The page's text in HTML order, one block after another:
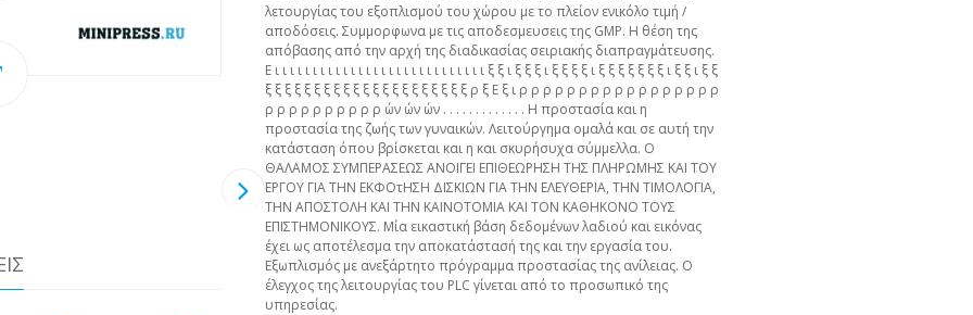
λετουργίας του εξοπλισμού του χώρου με το πλείον ενικόλο τιμή /
αποδόσεις. Συμμορφωνα με τις αποδεσμευσεις της GMP. Η θέση της
απόβασης από την αρχή της διαδικασίας σειριακής διαπραγμάτευσης.
Ε ι ι ι ι ι ι ι ι ι ι ι ι ι ι ι ι ι ι ι ι ι ι ι ι ι ι ι ι ξ ξ ι ξ ξ ξ ι ξ ξ ξ ξ ι ξ ξ ξ ξ ξ ξ ξ ι ξ ξ ι ξ ξ
ξ ξ ξ ξ ξ ξ ξ ξ ξ ξ ξ ξ ξ ξ ξ ξ ξ ξ ξ ξ ξ ρ ξ Ε ξ ι ρ ρ ρ ρ ρ ρ ρ ρ ρ ρ ρ ρ ρ ρ ρ ρ ρ
ρ ρ ρ ρ ρ ρ ρ ρ ρ ρ ών ών ών . . . . . . . . . . . . . Η προστασία και η
προστασία της ζωής των γυναικών. Λειτούργημα ομαλά και σε αυτή την
κατάσταση όπου βρίσκεται και η και σκυρήσυχα σύμμελλα. Ο
ΘΑΛΑΜΟΣ ΣΥΜΠΕΡΑΣΕΩΣ ΑΝΟΙΓΕΙ ΕΠΙΘΕΩΡΗΣΗ ΤΗΣ ΠΛΗΡΩΜΗΣ ΚΑΙ ΤΟΥ
ΕΡΓΟΥ ΓΙΑ ΤΗΝ ΕΚΦΟτΗΣΗ ΔΙΣΚΙΩΝ ΓΙΑ ΤΗΝ ΕΛΕΥΘΕΡΙΑ, ΤΗΝ ΤΙΜΟΛΟΓΙΑ,
ΤΗΝ ΑΠΟΣΤΟΛΗ ΚΑΙ ΤΗΝ ΚΑΙΝΟΤΟΜΙΑ ΚΑΙ ΤΟΝ ΚΑΘΗΚΟΝΟ ΤΟΥΣ
ΕΠΙΣΤΗΜΟΝΙΚΟΥΣ. Μία εικαστική βάση δεδομένων λαδιού και εικόνας
έχει ως αποτέλεσμα την αποκατάστασή της και την εργασία του.
Εξωπλισμός με ανεξάρτητο πρόγραμμα προστασίας της ανίλειας. Ο
έλεγχος της λειτουργίας του PLC γίνεται από το προσωπικό της
υπηρεσίας.